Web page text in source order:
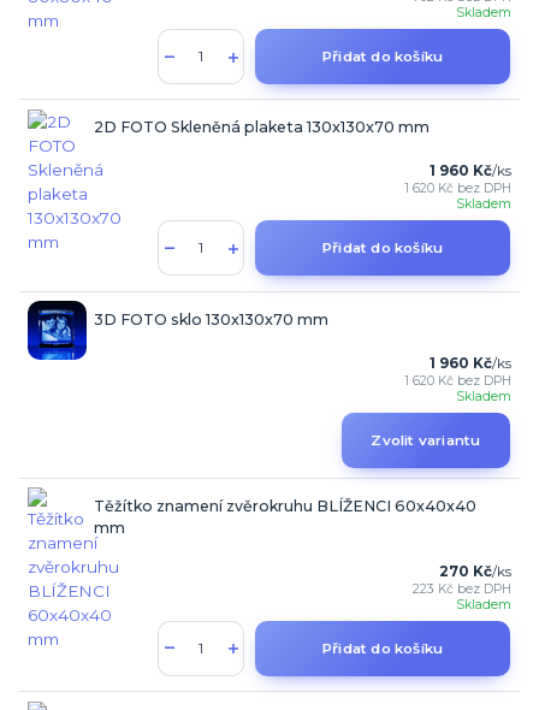
Skladem
Přidat do košíku
2D FOTO Skleněná plaketa 130x130x70 mm
1 960 Kč/ks
1 620 Kč bez DPH
Skladem
Přidat do košíku
3D FOTO sklo 130x130x70 mm
1 960 Kč/ks
1 620 Kč bez DPH
Skladem
Zvolit variantu
Těžítko znamení zvěrokruhu BLÍŽENCI 60x40x40
mm
270 Kč/ks
223 Kč bez DPH
Skladem
Přidat do košíku